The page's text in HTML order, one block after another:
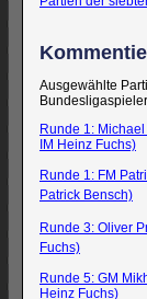
Ausgewählte
Runde 1:
IM Heinz Fuchs)
Runde 1: FM
Patrick Bensch)
Runde 3: Oliver
Fuchs)
Runde 5: GM
Heinz Fuchs)